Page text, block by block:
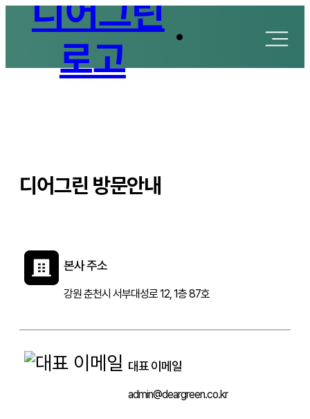
(주)
디
방문 전에는 사전 예약을 부탁드립니다.
디어그린 방문안내
본사 주소
강원 춘천시 서부대성로 12, 1층 87호
대표 이메일
admin@deargreen.co.kr